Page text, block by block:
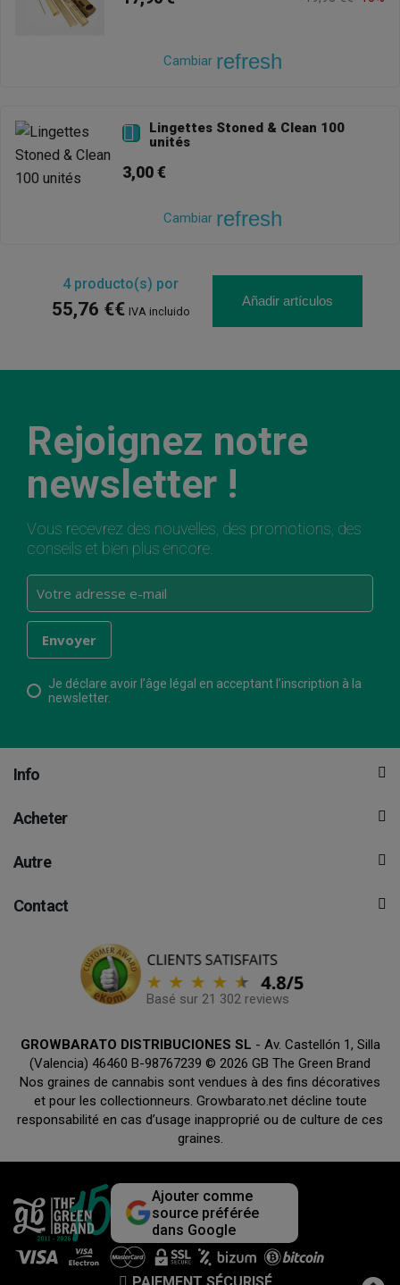
Cambiar refresh

Lingettes Stoned & Clean 100
unités
3,00 €
Cambiar refresh
4producto(s) por
55,76 €€ IVA incluido
Añadir artículos
Rejoignez notre
newsletter !
Vous recevrez des nouvelles, des promotions, des
conseils et bien plus encore.
Je déclare avoir l’âge légal en acceptant l’inscription à la
newsletter.
Info
Acheter
Autre
Contact
Basé sur 21 302 reviews
GROWBARATO DISTRIBUCIONES SL - Av. Castellón 1, Silla
(Valencia) 46460 B-98767239 © 2026 GB The Green Brand
Nos graines de cannabis sont vendues à des fins décoratives
et pour les collectionneurs. Growbarato.net décline toute
responsabilité en cas d’usage inapproprié ou de culture de ces
graines.
Ajouter comme
source préférée
dans Google